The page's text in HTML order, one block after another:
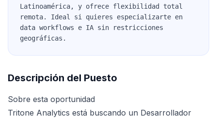
Latinoamérica, y ofrece flexibilidad total
remota. Ideal si quieres especializarte en
data workflows e IA sin restricciones
geográficas.
Descripción del Puesto
Sobre esta oportunidad
Tritone Analytics está buscando un Desarrollador